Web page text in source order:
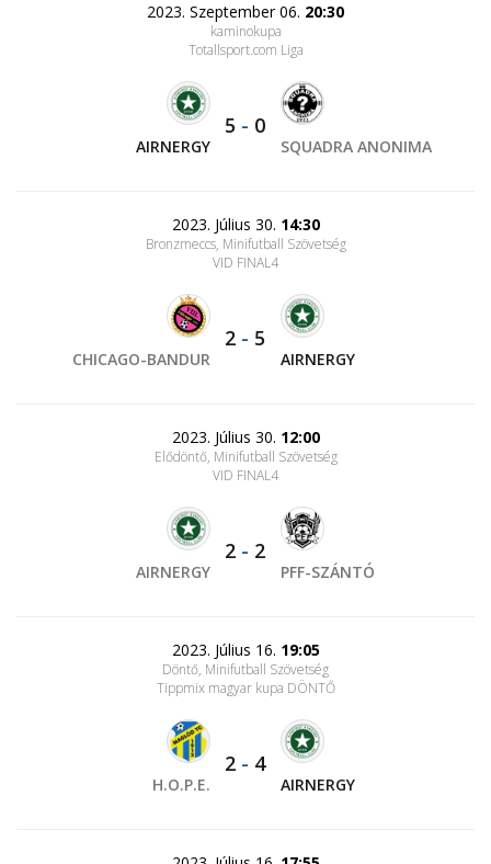
2023. Szeptember 06. 20:30
kaminokupa
Totallsport.com Liga
AIRNERGY
5 - 0
SQUADRA ANONIMA
2023. Július 30. 14:30
Bronzmeccs, Minifutball Szövetség
VID FINAL4
CHICAGO-BANDUR
2 - 5
AIRNERGY
2023. Július 30. 12:00
Elődöntő, Minifutball Szövetség
VID FINAL4
AIRNERGY
2 - 2
PFF-SZÁNTÓ
2023. Július 16. 19:05
Döntő, Minifutball Szövetség
Tippmix magyar kupa DÖNTŐ
H.O.P.E.
2 - 4
AIRNERGY